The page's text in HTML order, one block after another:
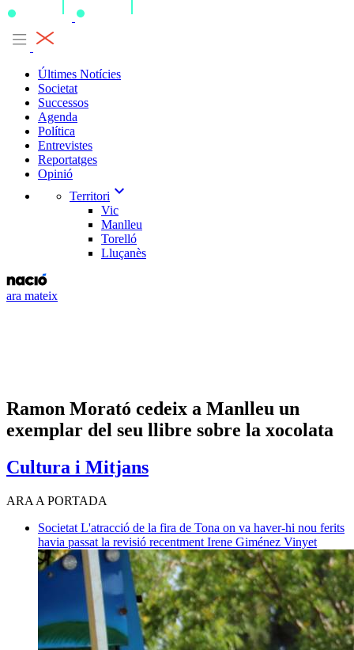
Últimes Notícies
Societat
Successos
Agenda
Política
Entrevistes
Reportatges
Opinió
Territori expand_more
Vic
Manlleu
Torelló
Lluçanès
ara mateix
Ramon Morató cedeix a Manlleu un
exemplar del seu llibre sobre la xocolata
Cultura i Mitjans
ARA A PORTADA
Societat L'atracció de la fira de Tona on va haver-hi nou ferits
havia passat la revisió recentment Irene Giménez Vinyet